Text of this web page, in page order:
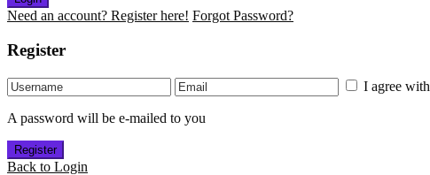
Need an account? Register here! Forgot Password?
Register
I agree with
A password will be e-mailed to you
Register
Back to Login